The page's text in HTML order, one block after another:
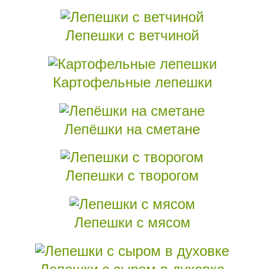
Лепешки с ветчиной
Картофельные лепешки
Лепёшки на сметане
Лепешки с творогом
Лепешки с мясом